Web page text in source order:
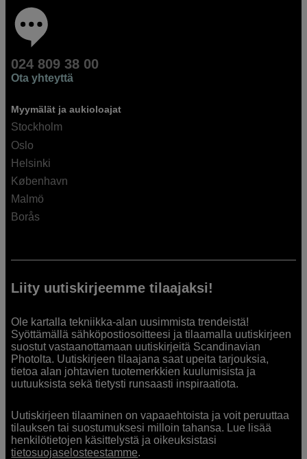
024 809 38 00
Ota yhteyttä
Myymälät ja aukioloajat
Stockholm
Oslo
Helsinki
København
Malmö
Borås
Liity uutiskirjeemme tilaajaksi!
Ole kartalla tekniikka-alan uusimmista trendeistä!
Syöttämällä sähköpostiosoitteesi ja tilaamalla uutiskirjeen
suostut vastaanottamaan uutiskirjeitä Scandinavian
Photolta. Uutiskirjeen tilaajana saat upeita tarjouksia,
tietoa alan johtavien tuotemerkkien kuulumisista ja
uutuuksista sekä tietysti runsaasti inspiraatiota.
Uutiskirjeen tilaaminen on vapaaehtoista ja voit peruuttaa
tilauksen tai suostumuksesi milloin tahansa. Lue lisää
henkilötietojen käsittelystä ja oikeuksistasi
tietosuojaselosteestamme.